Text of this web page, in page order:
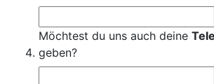
Möchtest du uns auch deine
geben?